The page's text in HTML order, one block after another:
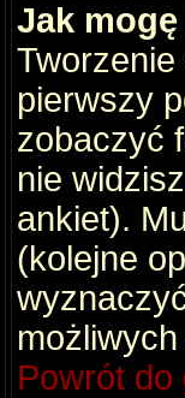
Jak
pierwszy
zobaczyć
nie
ankiet).
(kolejne
Powrót do